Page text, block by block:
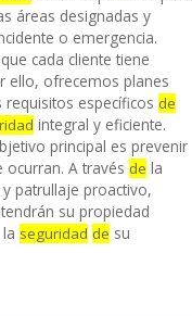
áreas designadas y
o emergencia.
cada cliente tiene
ello, ofrecemos planes
específicos de
integral y eficiente.
principal es prevenir
ocurran. A través de la
patrullaje proactivo,
su propiedad
seguridad de su